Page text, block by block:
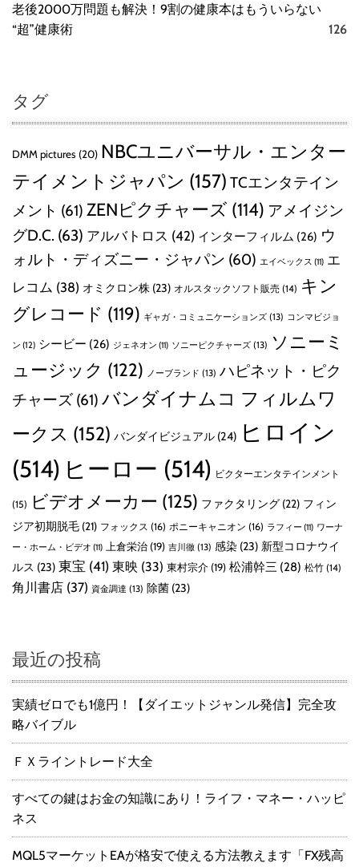
老後2000万問題も解決！9割の健康本はもういらない
“超”健康術
126
タグ
DMM pictures (20) NBCユニバーサル・エンター
テイメントジャパン (157) TCエンタテイン
メント (61) ZENピクチャーズ (114) アメイジン
グD.C. (63) アルバトロス (42) インターフィルム (26) ウ
ォルト・ディズニー・ジャパン (60) エイベックス (11) エ
レコム (38) オミクロン株 (23) オルスタックソフト販売 (14) キン
グレコード (119) ギャガ・コミュニケーションズ (13) コンマビジョ
ン (12) シービー (26) ジェネオン (11) ソニーピクチャーズ (13) ソニーミ
ュージック (122) ノーブランド (13) ハピネット・ピク
チャーズ (61) バンダイナムコ フィルムワ
ークス (152) バンダイビジュアル (24) ヒロイン
(514) ヒーロー (514) ビクターエンタテインメント
(15) ビデオメーカー (125) ファクタリング (22) フィン
ジア初期脱毛 (21) フォックス (16) ポニーキャニオン (16) ラフィー (11) ワーナ
ー・ホーム・ビデオ (11) 上倉栄治 (19) 吉川徹 (13) 感染 (23) 新型コロナウイ
ルス (23) 東宝 (41) 東映 (33) 東村宗介 (19) 松浦幹三 (28) 松竹 (14)
角川書店 (37) 資金調達 (13) 除菌 (23)
最近の投稿
実績ゼロでも1億円！【ダイエットジャンル発信】完全攻
略バイブル
ＦＸライントレード大全
すべての鍵はお金の知識にあり！ライフ・マネー・ハッピ
ネス
MQL5マーケットEAが格安で使える方法教えます「FX残高